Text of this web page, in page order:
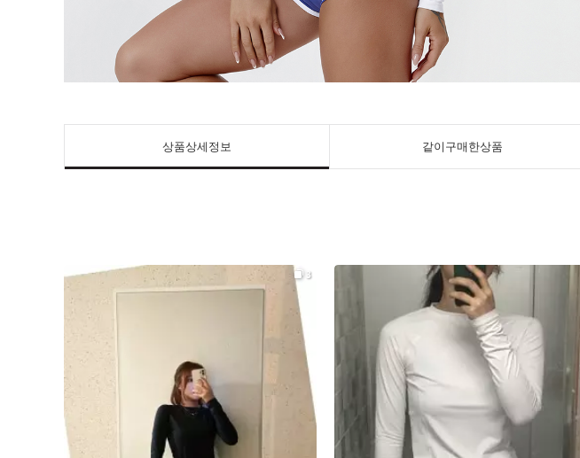
상품상세정보 같이구매한상품